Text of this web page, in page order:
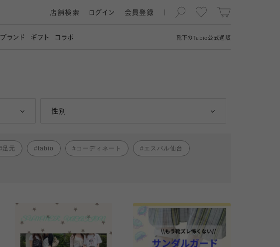
靴下の Tabio公式通販
店舗検索 ログイン 会員登録
ブランド ギフト コラボ
性別
女性
足元 tabio コーディネート エスパル仙台